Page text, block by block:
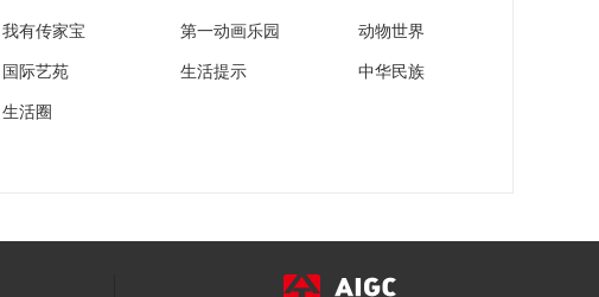
我有传家宝 第一动画乐园 动物世界
国际艺苑 生活提示 中华民族
生活圈